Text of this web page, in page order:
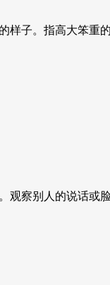
样子。指高大笨重
观察别人的说话或